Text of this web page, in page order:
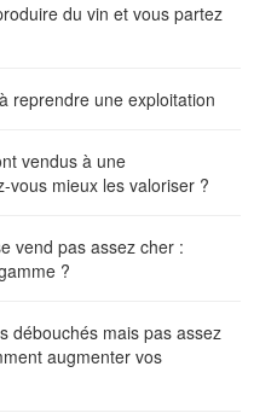
du vin et vous partez
reprendre une exploitation
vendus à une
vous mieux les valoriser ?
vend pas assez cher :
?
débouchés mais pas assez
augmenter vos